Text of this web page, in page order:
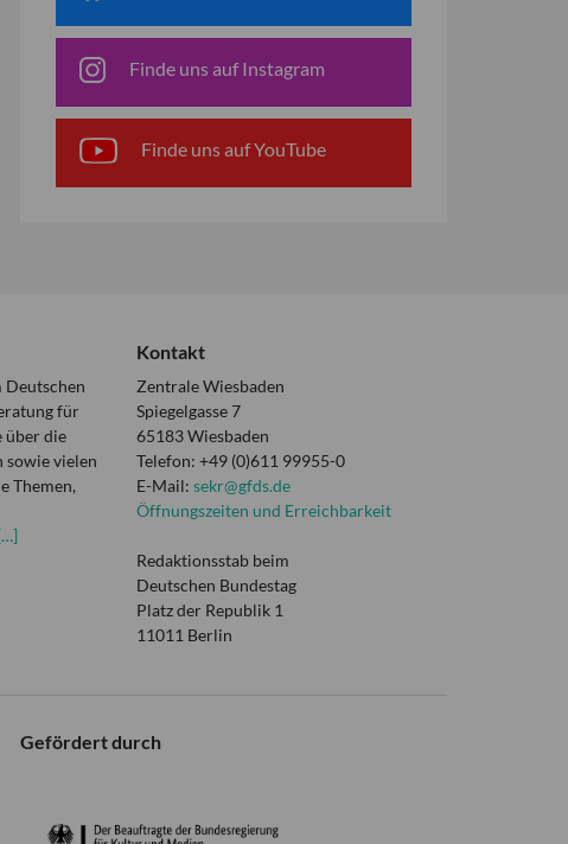
Finde uns auf Instagram
Finde uns auf YouTube
Deutschen
für
über die
sowie vielen
Themen,
Kontakt
Zentrale Wiesbaden
Spiegelgasse 7
65183 Wiesbaden
Telefon: +49 (0)611 99955-0
E-Mail: sekr@gfds.de
Öffnungszeiten und Erreichbarkeit
Redaktionsstab beim
Deutschen Bundestag
Platz der Republik 1
11011 Berlin
Gefördert durch